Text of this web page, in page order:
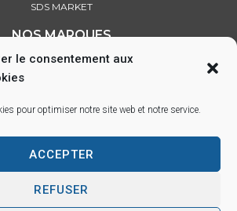
le consentement aux
pour optimiser notre site web et notre service.
ACCEPTER
REFUSER
SDS MARKET
NOS MARQUES
tous nos partenaires
22 rue Saint-Exupéry, 33290 BLANQUEFORT –
info@sds.fr